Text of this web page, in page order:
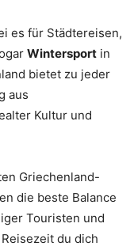
es für Städtereisen,
Wintersport in
bietet zu jeder
aus
Kultur und
Griechenland-
die beste Balance
Touristen und
du dich